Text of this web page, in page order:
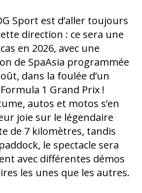
Sport est d’aller toujours
direction : ce sera une
en 2026, avec une
de SpaAsia programmée
dans la foulée d’un
1 Grand Prix !
autos et motos s’en
joie sur le légendaire
de 7 kilomètres, tandis
le spectacle sera
avec différentes démos
les unes que les autres.